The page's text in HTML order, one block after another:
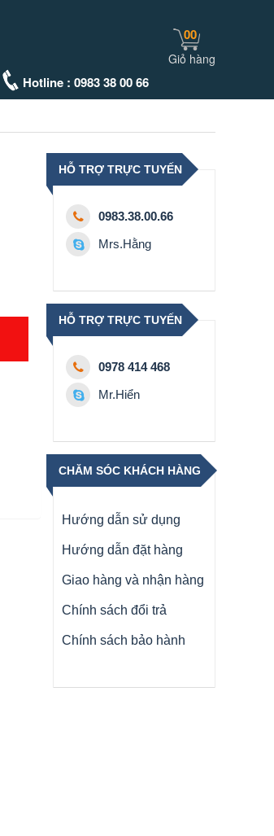
Hotline : 0983 38 00 66
00
Giỏ hàng
HỖ TRỢ TRỰC TUYẾN
0983.38.00.66
Mrs.Hằng
HỖ TRỢ TRỰC TUYẾN
0978 414 468
Mr.Hiển
CHĂM SÓC KHÁCH HÀNG
Hướng dẫn sử dụng
Hướng dẫn đặt hàng
Giao hàng và nhận hàng
Chính sách đổi trả
Chính sách bảo hành